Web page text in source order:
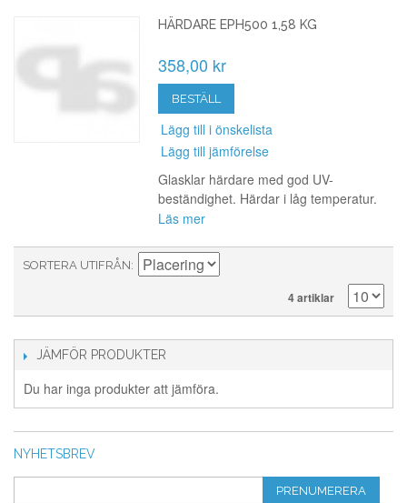
HÄRDARE EPH500 1,58 KG
358,00 kr
BESTÄLL
Lägg till i önskelista
Lägg till jämförelse
Glasklar härdare med god UV-
beständighet. Härdar i låg temperatur.
Läs mer
SORTERA UTIFRÅN
4 artiklar
JÄMFÖR PRODUKTER
Du har inga produkter att jämföra.
NYHETSBREV
PRENUMERERA